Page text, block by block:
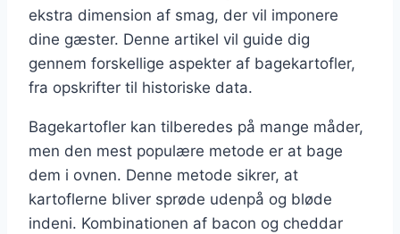
ekstra dimension af smag, der vil imponere
dine gæster. Denne artikel vil guide dig
gennem forskellige aspekter af bagekartofler,
fra opskrifter til historiske data.
Bagekartofler kan tilberedes på mange måder,
men den mest populære metode er at bage
dem i ovnen. Denne metode sikrer, at
kartoflerne bliver sprøde udenpå og bløde
indeni. Kombinationen af bacon og cheddar